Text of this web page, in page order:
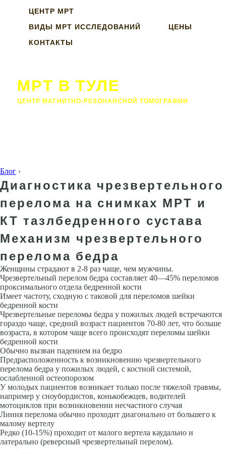
ЦЕНТР МРТ
ВИДЫ МРТ ИССЛЕДОВАНИЙ
ЦЕНЫ
КОНТАКТЫ
МРТ В ТУЛЕ
ЦЕНТР МАГНИТНО-РЕЗОНАНСНОЙ ТОМОГРАФИИ
Блог ›
Диагностика чрезвертельного
перелома на снимках МРТ и
КТ тазлбедренного сустава
Механизм чрезвертельного
перелома бедра
Женщины страдают в 2-8 раз чаще, чем мужчины.
Чрезвертельный перелом бедра составляет 40—45% переломов
проксимального отдела бедренной кости
Имеет частоту, сходную с таковой для переломов шейки
бедренной кости
Чрезвертельные переломы бедра у пожилых людей встречаются
гораздо чаще, средний возраст пациентов 70-80 лет, что больше
возраста, в котором чаще всего происходят переломы шейки
бедренной кости
Обычно вызван падением на бедро
Предрасположенность к возникновению чрезвертельного
перелома бедра у пожилых людей, с костной системой,
ослабленной остеопорозом
У молодых пациентов возникает только после тяжелой травмы,
например у сноубордистов, конькобежцев, водителей
мотоциклов при возникновении несчастного случая
Линия перелома обычно проходит диагонально от большего к
малому вертелу
Редко (10-15%) проходит от малого вертела каудально и
латерально (реверсный чрезвертельный перелом).